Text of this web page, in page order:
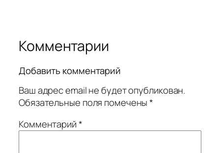
Комментарии
Добавить комментарий
Ваш адрес email не будет опубликован.
Обязательные поля помечены*
Комментарий*